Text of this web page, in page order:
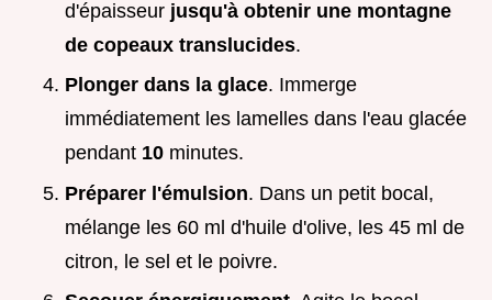
d'épaisseur jusqu'à obtenir une montagne
de copeaux translucides.
Plonger dans la glace. Immerge
immédiatement les lamelles dans l'eau glacée
pendant 10 minutes.
Préparer l'émulsion. Dans un petit bocal,
mélange les 60 ml d'huile d'olive, les 45 ml de
citron, le sel et le poivre.